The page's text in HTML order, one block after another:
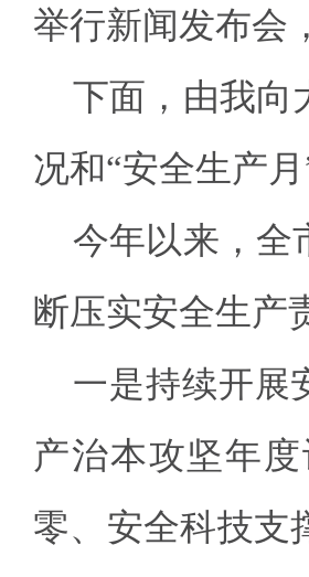
举行新闻发布会
下面，由我向
况和“安全生产
今年以来，全
断压实安全生产
一是持续开展
产治本攻坚年
零、安全科技支